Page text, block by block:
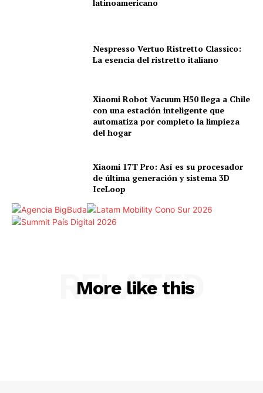
latinoamericano
Nespresso Vertuo Ristretto Classico:
La esencia del ristretto italiano
Xiaomi Robot Vacuum H50 llega a Chile
con una estación inteligente que
automatiza por completo la limpieza
del hogar
Xiaomi 17T Pro: Así es su procesador
de última generación y sistema 3D
IceLoop
More like this
RELATED